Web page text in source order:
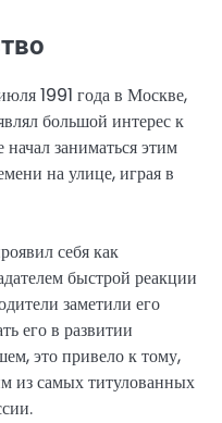
1991 года в Москве,
большой интерес к
заниматься этим
на улице, играя в
себя как
быстрой реакции
заметили его
его в развитии
это привело к тому,
из самых титулованных